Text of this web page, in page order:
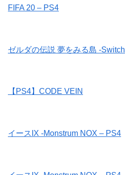
FIFA 20 – PS4
ゼルダの伝説 夢をみる島 -Switch
【PS4】CODE VEIN
イースIX -Monstrum NOX – PS4